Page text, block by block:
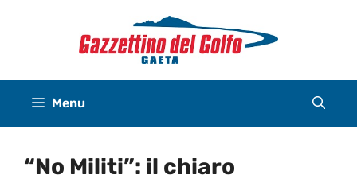
Menu
“No Militi”: il chiaro